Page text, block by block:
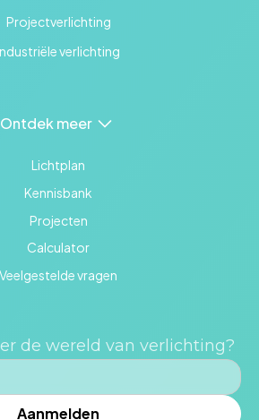
Projectverlichting
verlichting
Ontdek meer
Lichtplan
Kennisbank
Projecten
Calculator
Veelgestelde vragen
de wereld van verlichting?